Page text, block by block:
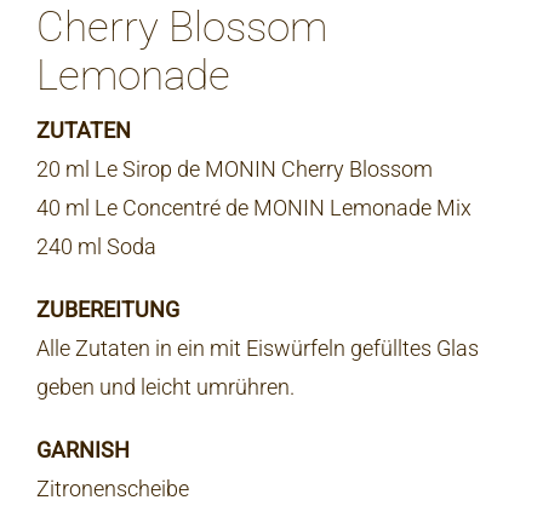
Cherry Blossom
Lemonade
ZUTATEN
20 ml Le Sirop de MONIN Cherry Blossom
40 ml Le Concentré de MONIN Lemonade Mix
240 ml Soda
ZUBEREITUNG
Alle Zutaten in ein mit Eiswürfeln gefülltes Glas
geben und leicht umrühren.
GARNISH
Zitronenscheibe